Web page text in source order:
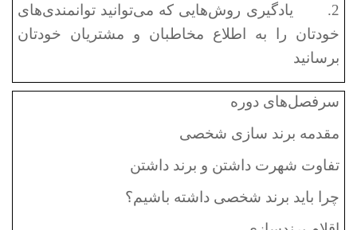
2.
یادگیری روش‌هایی که می‌توانید توانمندی‌های
خودتان را به اطلاع مخاطبان و مشتریان خودتان
برسانید
سرفصل‌های دوره
مقدمه برند سازی شخصی
تفاوت شهرت داشتن و برند داشتن
چرا باید برند شخصی داشته باشیم؟